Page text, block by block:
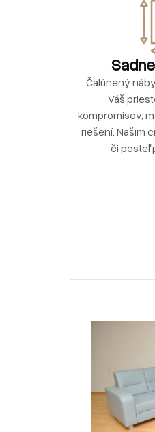
Čalúnený
Váš
kompromisov,
riešení. Našim
či posteľ